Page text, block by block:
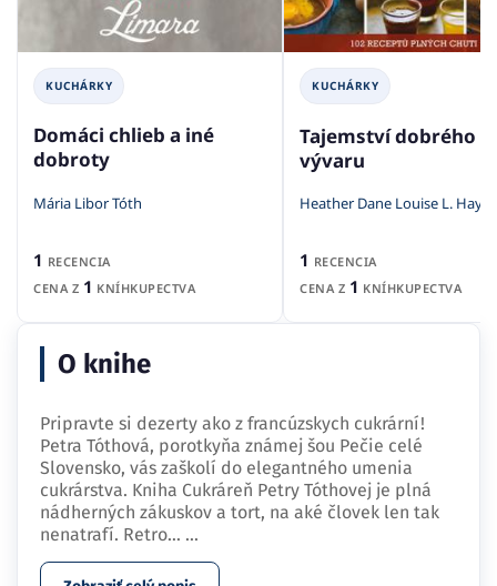
KUCHÁRKY
Domáci chlieb a iné
dobroty
Mária Libor Tóth
1 RECENCIA
CENA Z 1 KNÍHKUPECTVA
KUCHÁRKY
Tajemství dobrého
vývaru
Heather Dane Louise L. Hay
1 RECENCIA
CENA Z 1 KNÍHKUPECTVA
O knihe
Pripravte si dezerty ako z francúzskych cukrární!
Petra Tóthová, porotkyňa známej šou Pečie celé
Slovensko, vás zaškolí do elegantného umenia
cukrárstva. Kniha Cukráreň Petry Tóthovej je plná
nádherných zákuskov a tort, na aké človek len tak
nenatrafí. Retro… ...